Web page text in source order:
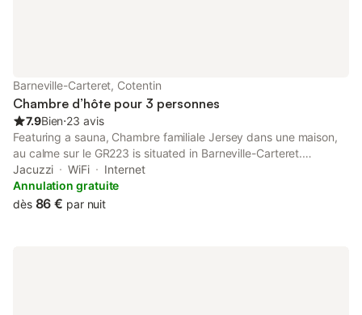
Barneville-Carteret, Cotentin
Chambre d’hôte pour 3 personnes
7.9Bien⋅23 avis
Featuring a sauna, Chambre familiale Jersey dans une maison,
au calme sur le GR223 is situated in Barneville-Carteret.
Boasting a shared kitchen, this property also provides guests
with a sun terrace.
Jacuzzi WiFi
Internet
Annulation gratuite
dès 86 € par nuit